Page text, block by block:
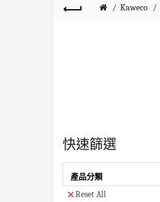
Kaweco
快速篩選
產品分類
Reset All